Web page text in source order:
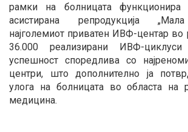
рамки на болницата
асистирана репродукција
најголемиот приватен ИВФ-центар во
36.000 реализирани ИВФ-
успешност споредлива со
центри, што дополнително ја
улога на болницата во областа на
медицина.